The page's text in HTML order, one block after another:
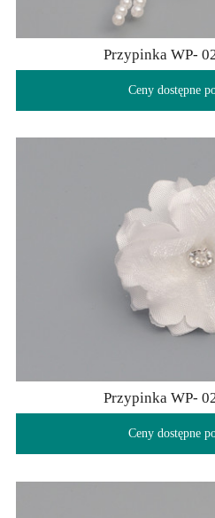
Przypinka WP-
Ceny dostępne
Przypinka WP-
Ceny dostępne